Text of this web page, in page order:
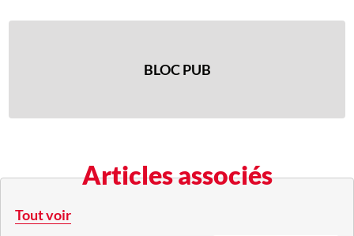
BLOC PUB
Articles associés
Tout voir